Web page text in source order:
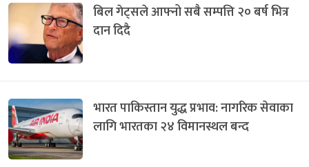
बिल गेट्सले आफ्नो सबै सम्पत्ति २० बर्ष भित्र
दान दिदै
भारत पाकिस्तान युद्ध प्रभाव: नागरिक सेवाका
लागि भारतका २४ विमानस्थल बन्द